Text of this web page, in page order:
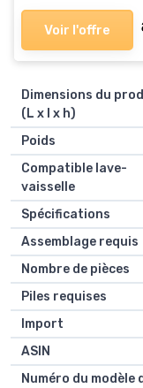
Voir l'offre
Dimensions du
(L x l x h)
Poids
Compatible lave-
vaisselle
Spécifications
Assemblage requis
Nombre de pièces
Piles requises
Import
ASIN
Numéro du modèle